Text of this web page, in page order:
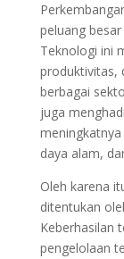
peluang
Teknologi ini
produktivitas,
berbagai
juga
daya alam,
Oleh karena
ditentukan
Keberhasilan
pengelolaan